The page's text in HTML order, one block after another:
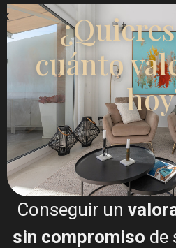
Esentya Estate
Agente inmobiliario
+34601614830
info@esentyaestate.com
Contáctame
cuánto
Conseguir un
sin compromiso de